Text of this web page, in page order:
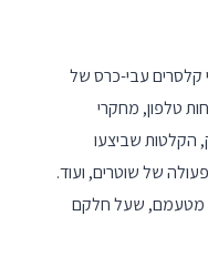
קלסרים עבי-כרס של
טלפון, מחקרי
הקלטות שביצעו
של שוטרים, ועוד.
מטעמם, שעל חלקם